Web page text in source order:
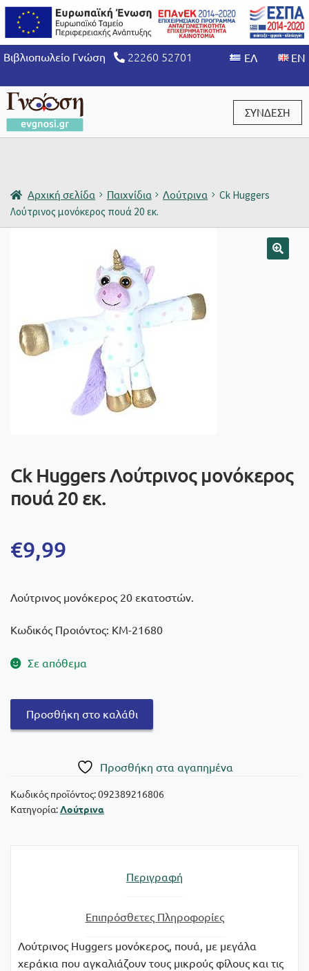
Βιβλιοπωλείο Γνώση 22260 52701
ΣΥΝΔΕΣΗ
Αρχική σελίδα Παιχνίδια Λούτρινα
Ck Huggers
Λούτρινος μονόκερος πουά 20 εκ.
Ck Huggers Λούτρινος μονόκερος
πουά 20 εκ.
€9,99
Λούτρινος μονόκερος 20 εκατοστών.
Κωδικός Προιόντος: KM-21680
Σε απόθεμα
Huggers
20
εκ.
Προσθήκη στο καλάθι
Πρoσθήκη στα αγαπημένα
Κωδικός προϊόντος:092389216806
Κατηγορία:Λούτρινα
Περιγραφή
Επιπρόσθετες Πληροφορίες
Λούτρινος Huggers μονόκερος, πουά, με μεγάλα
χεράκια που αγκαλιάζουν τους μικρούς φίλους και τις